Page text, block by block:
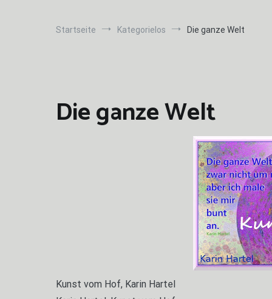
Startseite Kategorielos Die ganze Welt
Die ganze Welt
Kunst vom Hof, Karin Hartel